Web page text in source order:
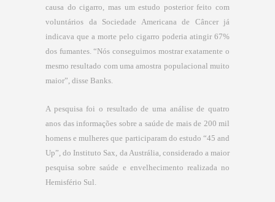
causa do cigarro, mas um estudo posterior feito com
voluntários da Sociedade Americana de Câncer já
indicava que a morte pelo cigarro poderia atingir 67%
dos fumantes. “Nós conseguimos mostrar exatamente o
mesmo resultado com uma amostra populacional muito
maior”, disse Banks.
A pesquisa foi o resultado de uma análise de quatro
anos das informações sobre a saúde de mais de 200 mil
homens e mulheres que participaram do estudo “45 and
Up”, do Instituto Sax, da Austrália, considerado a maior
pesquisa sobre saúde e envelhecimento realizada no
Hemisfério Sul.